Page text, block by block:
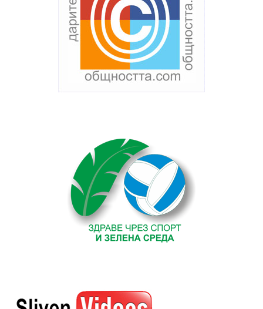
Текст на текстовбанер
featuredimage. Някаква
проба тук.